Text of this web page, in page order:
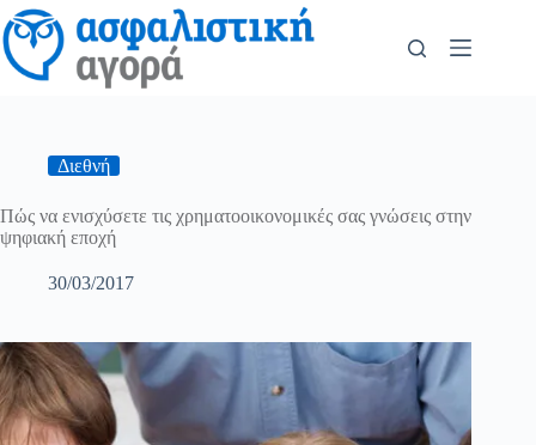
Διεθνή
Πώς να ενισχύσετε τις χρηματοοικονομικές σας γνώσεις στην
ψηφιακή εποχή
30/03/2017